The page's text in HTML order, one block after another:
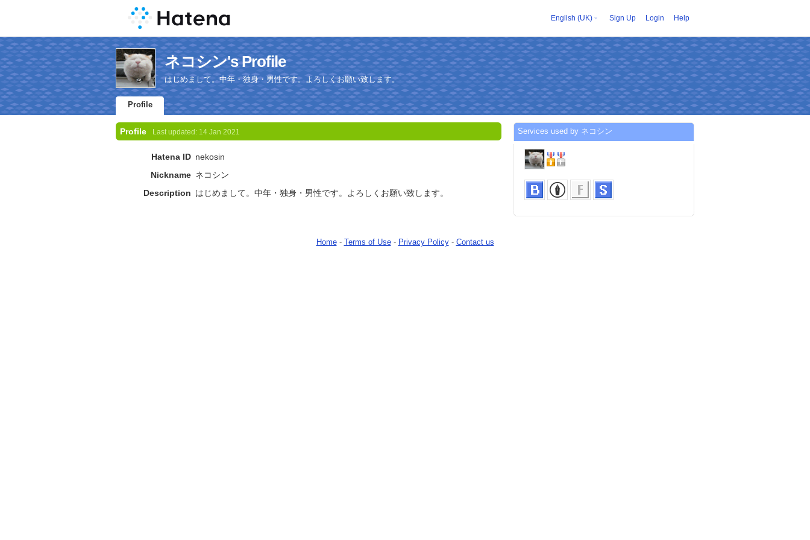
English (UK) Sign Up Login Help
ネコシン's Profile
はじめまして。中年・独身・男性です。よろしくお願い致します。
Profile
Profile Last updated: 14 Jan 2021
Hatena ID nekosin
Nickname ネコシン
Description はじめまして。中年・独身・男性です。よろしくお願い致します。
Services used by ネコシン
Home- Terms of Use- Privacy Policy- Contact us